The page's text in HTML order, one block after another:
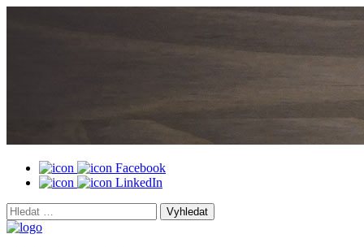
Facebook
LinkedIn
Vyhledat: